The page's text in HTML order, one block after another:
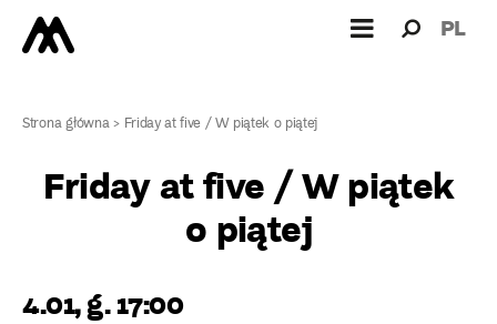
Search
Search
for: PL
Strona główna> Friday at five / W piątek o piątej
Friday at five / W piątek
o piątej
4.01, g. 17:00